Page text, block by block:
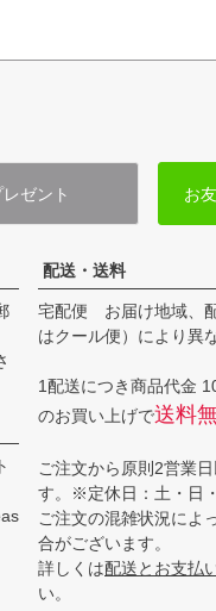
ゼント お
配送・送料
宅配便 お届け地域、
はクール便）により異
1配送につき商品代金
のお買い上げで送料
ご注文から原則2営業
す。※定休日：土・日
ご注文の混雑状況によ
合がございます。
詳しくは配送とお支払
い。